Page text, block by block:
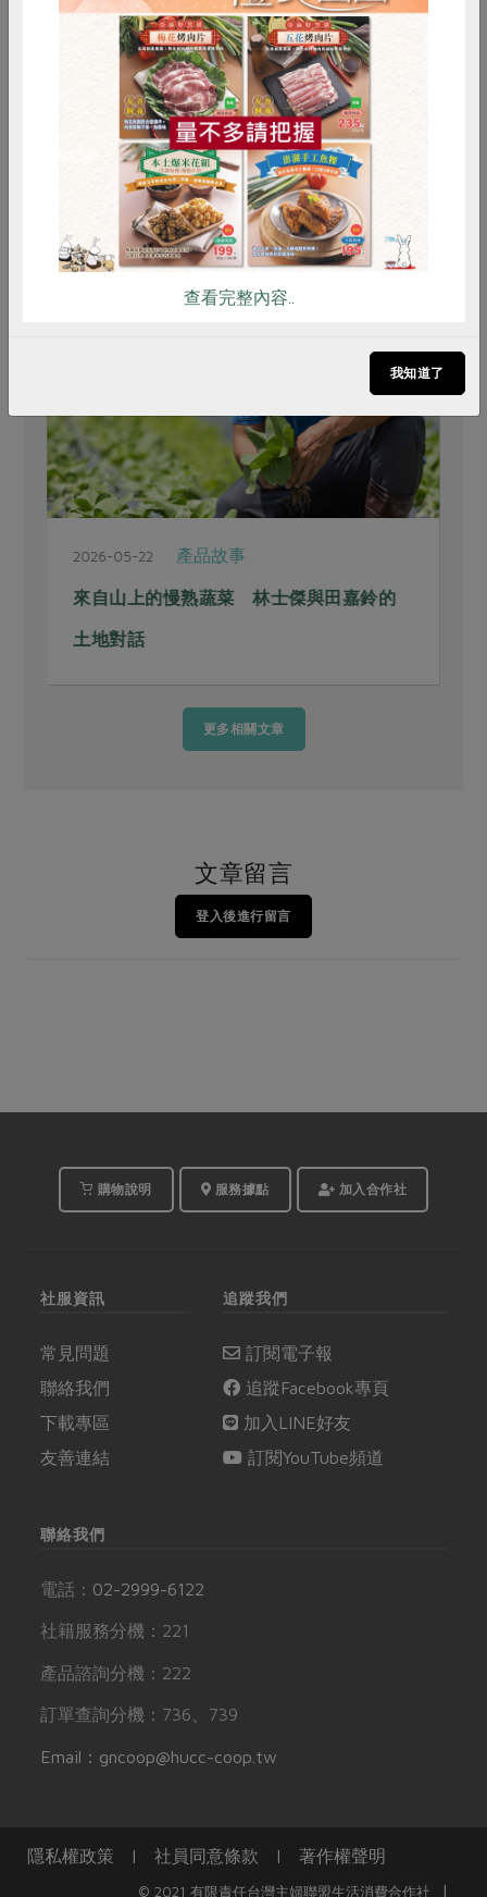
# 農友/生產者介紹 # 台灣產
推薦閱讀
2026-05-22 產品故事
來自山上的慢熟蔬菜 林士傑與田嘉鈴的
土地對話
更多相關文章
文章留言
登入後進行留言
購物說明 服務據點 加入合作社
社服資訊
常見問題
聯絡我們
下載專區
友善連結
追蹤我們
訂閱電子報
追蹤Facebook專頁
加入LINE好友
訂閱YouTube頻道
聯絡我們
電話： 02-2999-6122
社籍服務分機：221
產品諮詢分機：222
訂單查詢分機：736、739
Email：gncoop@hucc-coop.tw
隱私權政策 | 社員同意條款 | 著作權聲明
© 2021 有限責任台灣主婦聯盟生活消費合作社 |
RPET 食譜 減硝酸鹽
雞蛋 食安 共同購買
查看完整內容..
我知道了